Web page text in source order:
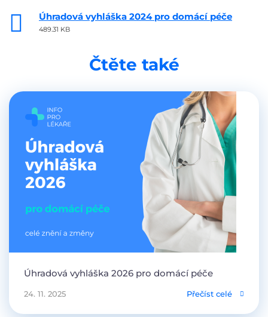
Úhradová vyhláška 2024 pro domácí péče
489.31 KB
Čtěte také
Úhradová vyhláška 2026 pro domácí péče
24. 11. 2025 Přečíst celé